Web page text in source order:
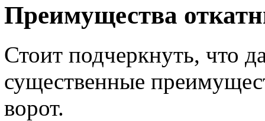
Преимущества
Стоит подчеркнуть, что
существенные
ворот.